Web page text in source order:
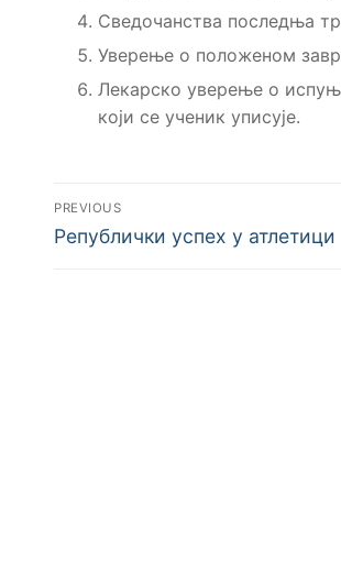
Сведочанства последња
Уверење о положеном
Лекарско уверење о
који се ученик уписује.
PREVIOUS
Републички успех у атлетици